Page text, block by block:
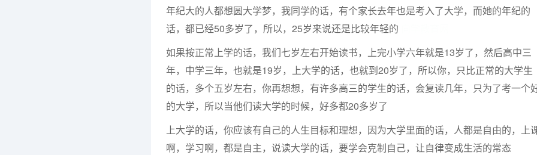
年纪大的人都想圆大学梦，我同学的话，有个家长去年也是考入了大学，而她的年纪的
话，都已经50多岁了，所以，25岁来说还是比较年轻的
如果按正常上学的话，我们七岁左右开始读书，上完小学六年就是13岁了，然后高中三
年，中学三年，也就是19岁，上大学的话，也就到20岁了，所以你，只比正常的大学生
的话，多个五岁左右，你再想想，有许多高三的学生的话，会复读几年，只为了考一个
的大学，所以当他们读大学的时候，好多都20多岁了
上大学的话，你应该有自己的人生目标和理想，因为大学里面的话，人都是自由的，上
啊，学习啊，都是自主，说读大学的话，要学会克制自己，让自律变成生活的常态